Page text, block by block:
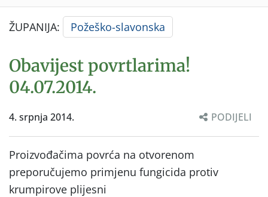
ŽUPANIJA: Požeško-slavonska
Obavijest povrtlarima!
04.07.2014.
4. srpnja 2014. PODIJELI
Proizvođačima povrća na otvorenom
preporučujemo primjenu fungicida protiv
krumpirove plijesni